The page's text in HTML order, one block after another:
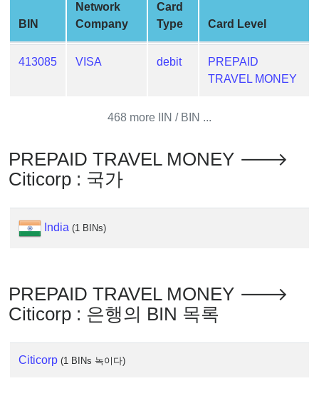
Generator
Random
Credit
from
BIN
Credit
Card
Checker
What
is
IP
Address
BIN
Network
Company
Card
Type
Card Level
413085 VISA debit
PREPAID
TRAVEL MONEY
468 more IIN / BIN ...
PREPAID TRAVEL MONEY 🡒
Citicorp : 국가
India (1 BINs)
PREPAID TRAVEL MONEY 🡒
Citicorp : 은행의 BIN 목록
Citicorp (1 BINs 녹이다)